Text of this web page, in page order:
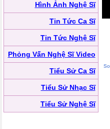
Hình Ảnh Nghệ Sĩ
Tin Tức Ca Sĩ
Tin Tức Nghệ Sĩ
Phỏng Vấn Nghệ Sĩ Video
Tiểu Sử Ca Sĩ
Tiểu Sử Nhạc Sĩ
Tiểu Sử Nghệ Sĩ